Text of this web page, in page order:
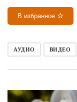
В избранное
АУДИО ВИДЕО